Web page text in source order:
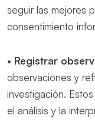
seguir las mejores
consentimiento
• Registrar
observaciones y
investigación.
el análisis y la